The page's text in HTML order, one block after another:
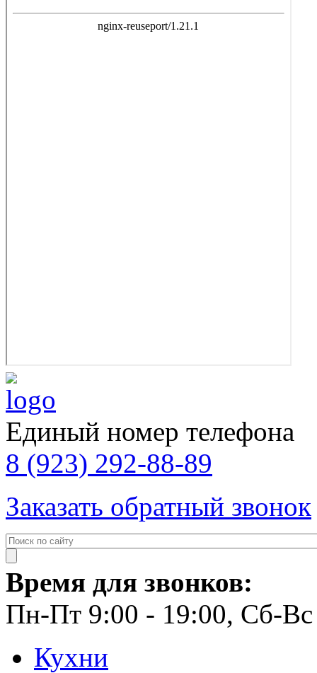
Единый номер телефона
8 (923) 292-88-89
Заказать обратный звонок
Время для звонков:
Пн-Пт 9:00 - 19:00, Сб-Вс
Кухни